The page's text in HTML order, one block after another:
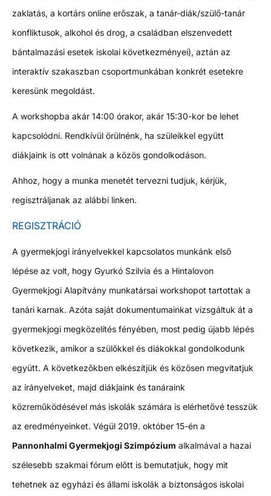
zaklatás, a kortárs online erőszak, a tanár-diák/szülő-tanár
konfliktusok, alkohol és drog, a családban elszenvedett
bántalmazási esetek iskolai következményei), aztán az
interaktív szakaszban csoportmunkában konkrét esetekre
keresünk megoldást.
A workshopba akár 14:00 órakor, akár 15:30-kor be lehet
kapcsolódni. Rendkívül örülnénk, ha szüleikkel együtt
diákjaink is ott volnának a közös gondolkodáson.
Ahhoz, hogy a munka menetét tervezni tudjuk, kérjük,
regisztráljanak az alábbi linken.
REGISZTRÁCIÓ
A gyermekjogi irányelvekkel kapcsolatos munkánk első
lépése az volt, hogy Gyurkó Szilvia és a Hintalovon
Gyermekjogi Alapítvány munkatársai workshopot tartottak a
tanári karnak. Azóta saját dokumentumainkat vizsgáltuk át a
gyermekjogi megközelítés fényében, most pedig újabb lépés
következik, amikor a szülőkkel és diákokkal gondolkodunk
együtt. A következőkben elkészítjük és közösen megvitatjuk
az irányelveket, majd diákjaink és tanáraink
közreműködésével más iskolák számára is elérhetővé tesszük
az eredményeinket. Végül 2019. október 15-én a
Pannonhalmi Gyermekjogi Szimpózium alkalmával a hazai
szélesebb szakmai fórum előtt is bemutatjuk, hogy mit
tehetnek az egyházi és állami iskolák a biztonságos iskolai